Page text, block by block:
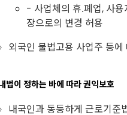
- 사업체의 휴․폐업, 사
장으로의 변경 허용
외국인 불법고용 사업주 등
법이 정하는 바에 따라 권익보호
내국인과 동등하게 근로기준